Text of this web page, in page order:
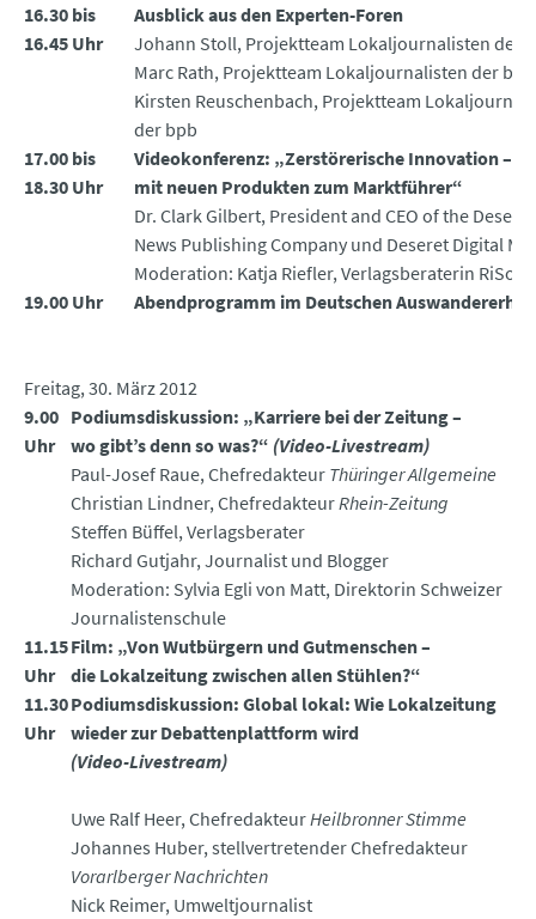
16.30 bis
16.45 Uhr
Ausblick aus den Experten-Foren
Johann Stoll, Projektteam Lokaljournalisten der
Marc Rath, Projektteam Lokaljournalisten der bpb
Kirsten Reuschenbach, Projektteam
der bpb
17.00 bis
18.30 Uhr
Videokonferenz: „Zerstörerische Innovation –
mit neuen Produkten zum Marktführer“
Dr. Clark Gilbert, President and CEO of the Deseret
News Publishing Company und Deseret Digital
Moderation: Katja Riefler, Verlagsberaterin
19.00 Uhr
Abendprogramm im Deutschen
Freitag, 30. März 2012
9.00
Uhr
Podiumsdiskussion: „Karriere bei der Zeitung –
wo gibt’s denn so was?“ (Video-Livestream)
Paul-Josef Raue, Chefredakteur Thüringer Allgemeine
Christian Lindner, ChefredakteurRhein-Zeitung
Steffen Büffel, Verlagsberater
Richard Gutjahr, Journalist und Blogger
Moderation: Sylvia Egli von Matt, Direktorin Schweizer
Journalistenschule
11.15
Uhr
Film: „Von Wutbürgern und Gutmenschen –
die Lokalzeitung zwischenallen Stühlen?“
11.30
Uhr
Podiumsdiskussion: Global lokal: Wie Lokalzeitung
wieder zur Debattenplattform wird
(Video-Livestream)
Uwe Ralf Heer, ChefredakteurHeilbronner Stimme
Johannes Huber, stellvertretender Chefredakteur
Vorarlberger Nachrichten
Nick Reimer, Umweltjournalist